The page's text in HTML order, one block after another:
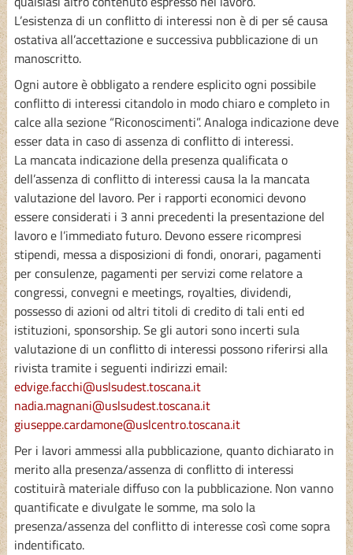
L’esistenza di un conflitto di interessi non è di per sé causa
ostativa all’accettazione e successiva pubblicazione di un
manoscritto.
Ogni autore è obbligato a rendere esplicito ogni possibile
conflitto di interessi citandolo in modo chiaro e completo in
calce alla sezione “Riconoscimenti”. Analoga indicazione deve
esser data in caso di assenza di conflitto di interessi.
La mancata indicazione della presenza qualificata o
dell’assenza di conflitto di interessi causa la la mancata
valutazione del lavoro. Per i rapporti economici devono
essere considerati i 3 anni precedenti la presentazione del
lavoro e l’immediato futuro. Devono essere ricompresi
stipendi, messa a disposizioni di fondi, onorari, pagamenti
per consulenze, pagamenti per servizi come relatore a
congressi, convegni e meetings, royalties, dividendi,
possesso di azioni od altri titoli di credito di tali enti ed
istituzioni, sponsorship. Se gli autori sono incerti sula
valutazione di un conflitto di interessi possono riferirsi alla
rivista tramite i seguenti indirizzi email:
edvige.facchi@uslsudest.toscana.it
nadia.magnani@uslsudest.toscana.it
giuseppe.cardamone@uslcentro.toscana.it
Per i lavori ammessi alla pubblicazione, quanto dichiarato in
merito alla presenza/assenza di conflitto di interessi
costituirà materiale diffuso con la pubblicazione. Non vanno
quantificate e divulgate le somme, ma solo la
presenza/assenza del conflitto di interesse così come sopra
indentificato.